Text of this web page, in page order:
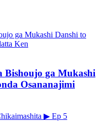
Bishoujo ga Mukashi
Osananajimi
▶ Ep 5